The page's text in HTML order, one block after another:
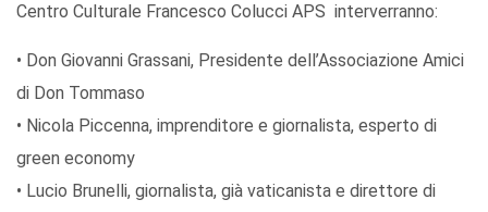
Centro Culturale Francesco Colucci APS interverranno:
• Don Giovanni Grassani, Presidente dell’Associazione Amici
di Don Tommaso
• Nicola Piccenna, imprenditore e giornalista, esperto di
green economy
• Lucio Brunelli, giornalista, già vaticanista e direttore di